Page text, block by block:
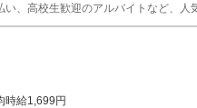
、高校生歓迎のアルバイトなど、
時給1,699円